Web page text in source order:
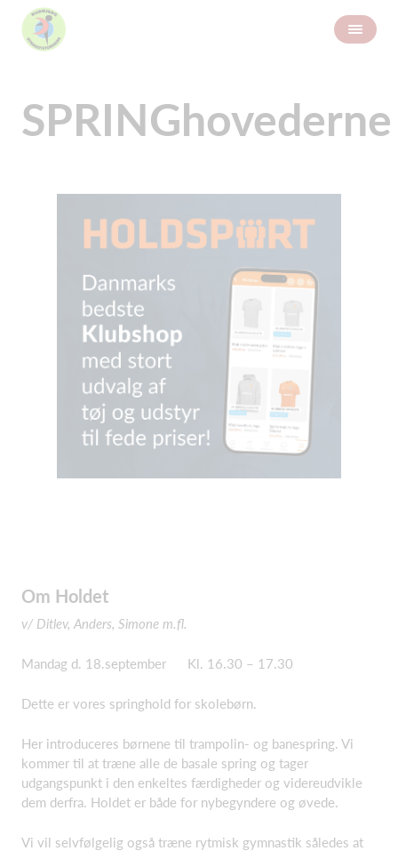
SPRINGhovederne
Om Holdet
v/ Ditlev, Anders, Simone m.fl.
Mandag d. 18.september Kl. 16.30 – 17.30
Dette er vores springhold for skolebørn.
Her introduceres børnene til trampolin- og banespring. Vi
kommer til at træne alle de basale spring og tager
udgangspunkt i den enkeltes færdigheder og videreudvikle
dem derfra. Holdet er både for nybegyndere og øvede.
Vi vil selvfølgelig også træne rytmisk gymnastik således at